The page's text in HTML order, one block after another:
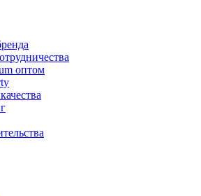
оптом